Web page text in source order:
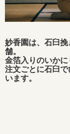
妙香園は、石臼
舗。
金箔入りのいか
注文ごとに石臼
います。